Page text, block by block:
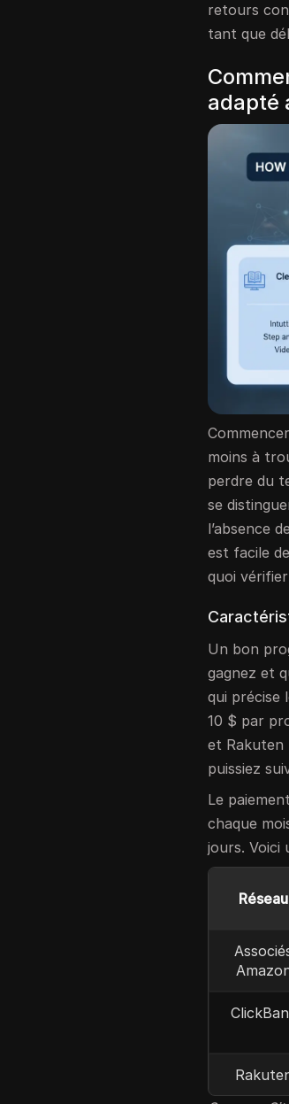
retours
tant que
adapté
moins à
perdre du
se
l’absence
est facile
quoi
Un bon
gagnez et
qui précise
10 $ par
et Rakuten
puissiez
Le
chaque
jours. Voici
Réseau